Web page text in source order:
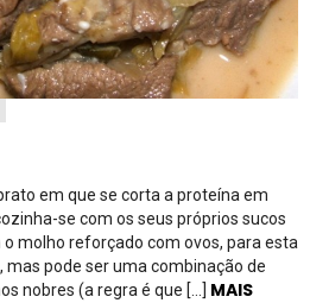
em que se corta a proteína em
se com os seus próprios sucos
molho reforçado com ovos, para esta
mas pode ser uma combinação de
nobres (a regra é que […] MAIS